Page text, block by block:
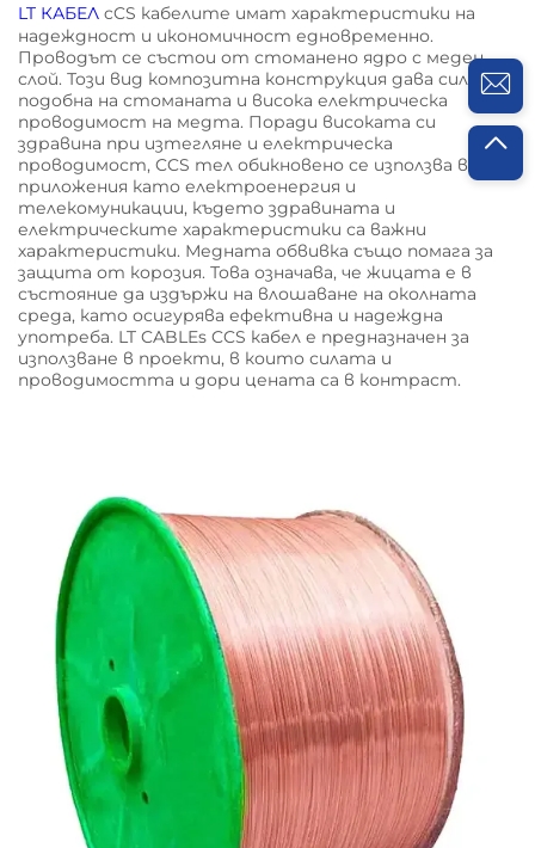
LT КАБЕЛ cCS кабелите имат характеристики на
надеждност и икономичност едновременно.
Проводът се състои от стоманено ядро с меден
слой. Този вид композитна конструкция дава сила,
подобна на стоманата и висока електрическа
проводимост на медта. Поради високата си
здравина при изтегляне и електрическа
проводимост, CCS тел обикновено се използва в
приложения като електроенергия и
телекомуникации, където здравината и
електрическите характеристики са важни
характеристики. Медната обвивка също помага за
защита от корозия. Това означава, че жицата е в
състояние да издържи на влошаване на околната
среда, като осигурява ефективна и надеждна
употреба. LT CABLEs CCS кабел е предназначен за
използване в проекти, в които силата и
проводимостта и дори цената са в контраст.